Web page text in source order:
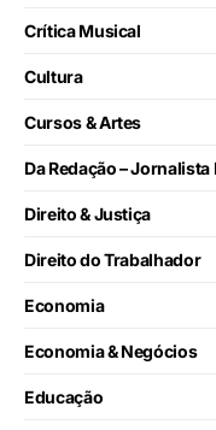
Crítica Musical
Cultura
Cursos & Artes
Da Redação –
Direito & Justiça
Direito do Trabalhador
Economia
Economia & Negócios
Educação